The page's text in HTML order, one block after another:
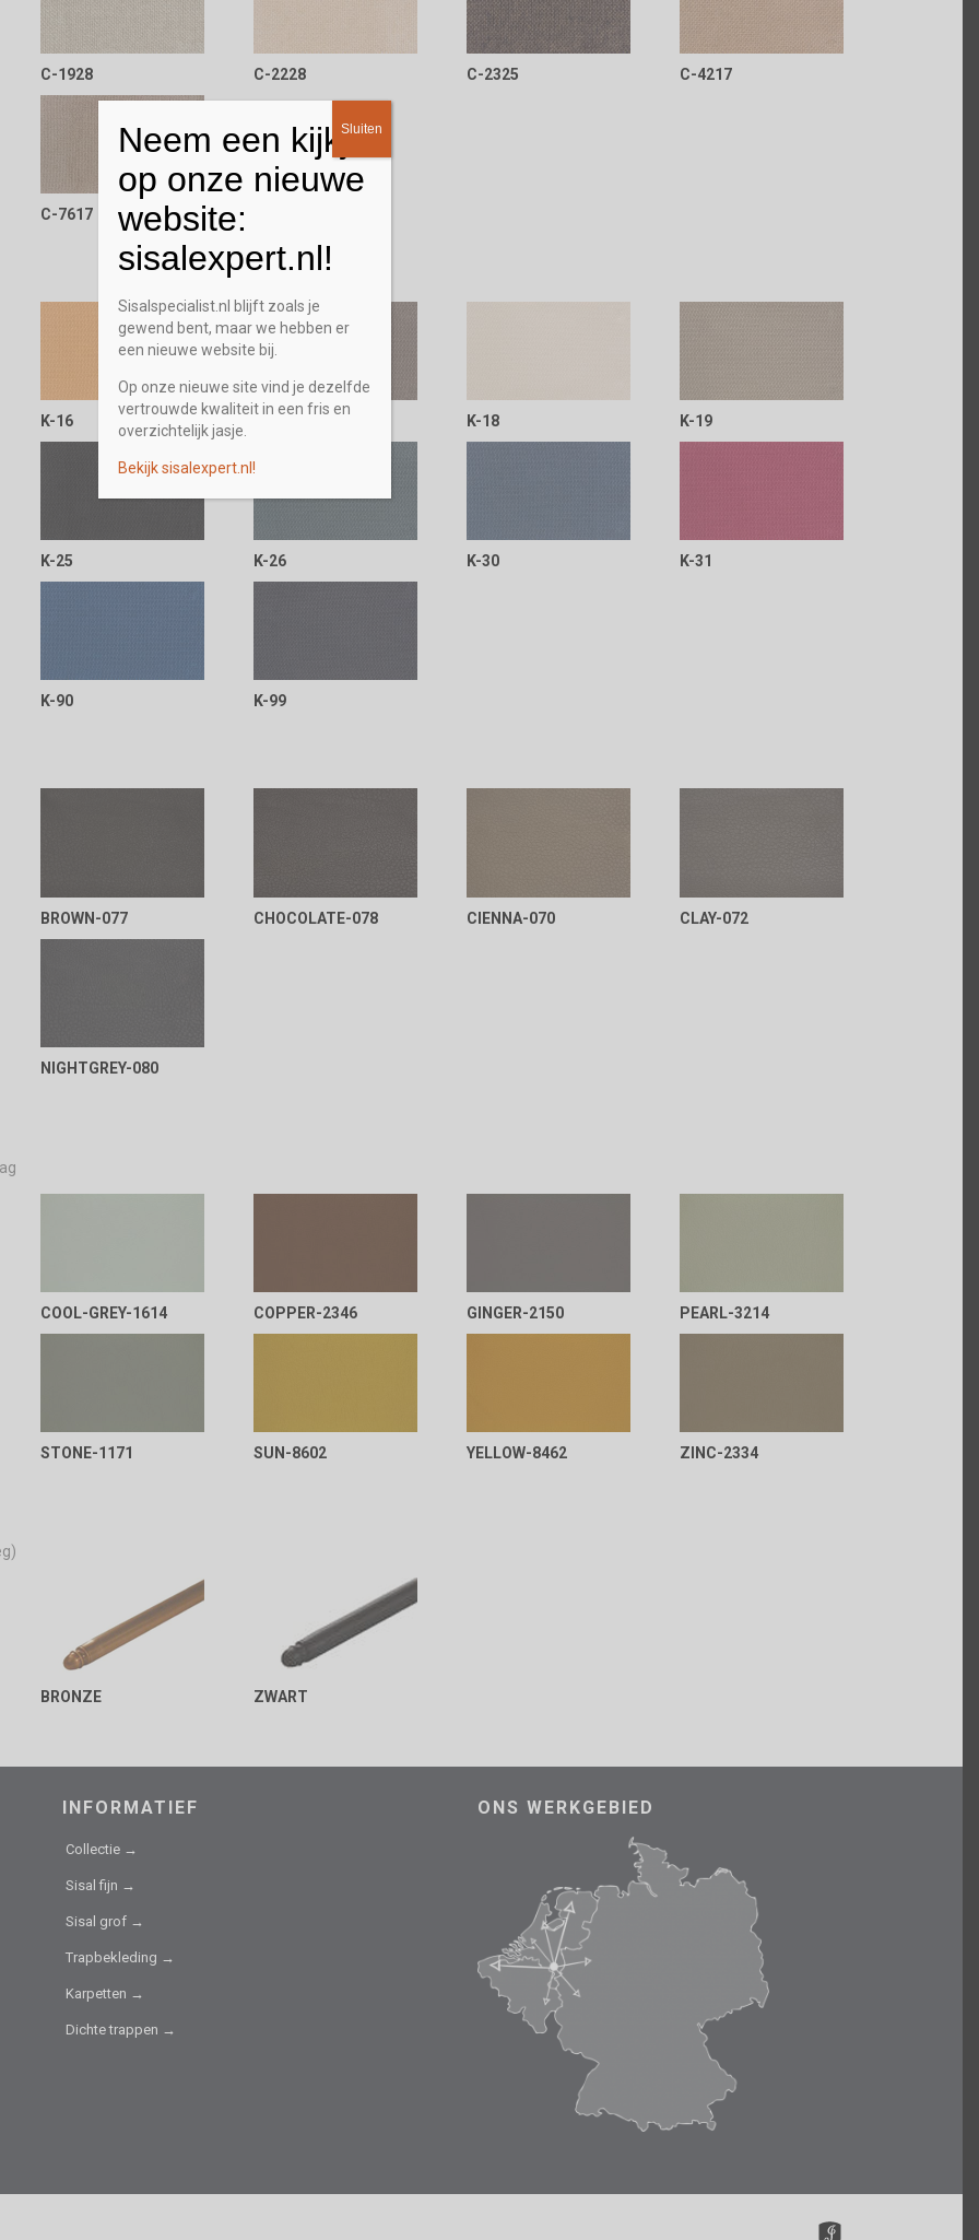
C-1928 C-2228 C-2325 C-4217
C-7617
K-16 K-18 K-19
K-25 K-26 K-30 K-31
K-90 K-99
BROWN-077 CHOCOLATE-078 CIENNA-070 CLAY-072
NIGHTGREY-080
COOL-GREY-1614 COPPER-2346 GINGER-2150 PEARL-3214
STONE-1171 SUN-8602 YELLOW-8462 ZINC-2334
BRONZE ZWART
INFORMATIEF
Collectie →
Sisal fijn →
Sisal grof →
Trapbekleding →
Karpetten →
Dichte trappen →
ONS WERKGEBIED
Neem een kijkje
op onze nieuwe
website:
sisalexpert.nl!
Sisalspecialist.nl blijft zoals je
gewend bent, maar we hebben er
een nieuwe website bij.
Op onze nieuwe site vind je dezelfde
vertrouwde kwaliteit in een fris en
overzichtelijk jasje.
Bekijk sisalexpert.nl!
Sluiten